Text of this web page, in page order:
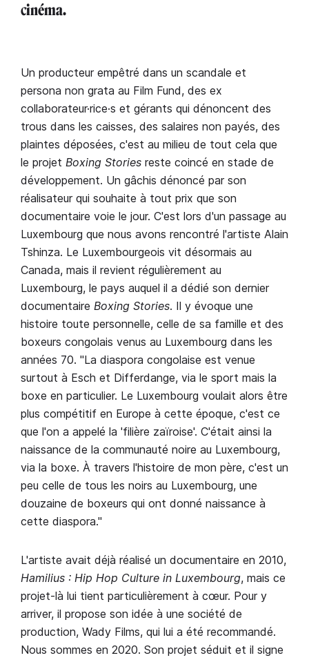
cinéma.
Un producteur empêtré dans un scandale et
persona non grata au Film Fund, des ex
collaborateur·rice·s et gérants qui dénoncent des
trous dans les caisses, des salaires non payés, des
plaintes déposées, c'est au milieu de tout cela que
le projet Boxing Stories reste coincé en stade de
développement. Un gâchis dénoncé par son
réalisateur qui souhaite à tout prix que son
documentaire voie le jour. C'est lors d'un passage au
Luxembourg que nous avons rencontré l'artiste Alain
Tshinza. Le Luxembourgeois vit désormais au
Canada, mais il revient régulièrement au
Luxembourg, le pays auquel il a dédié son dernier
documentaire Boxing Stories. Il y évoque une
histoire toute personnelle, celle de sa famille et des
boxeurs congolais venus au Luxembourg dans les
années 70. "La diaspora congolaise est venue
surtout à Esch et Differdange, via le sport mais la
boxe en particulier. Le Luxembourg voulait alors être
plus compétitif en Europe à cette époque, c'est ce
que l'on a appelé la 'filière zaïroise'. C'était ainsi la
naissance de la communauté noire au Luxembourg,
via la boxe. À travers l'histoire de mon père, c'est un
peu celle de tous les noirs au Luxembourg, une
douzaine de boxeurs qui ont donné naissance à
cette diaspora."
L'artiste avait déjà réalisé un documentaire en 2010,
Hamilius : Hip Hop Culture in Luxembourg, mais ce
projet-là lui tient particulièrement à cœur. Pour y
arriver, il propose son idée à une société de
production, Wady Films, qui lui a été recommandé.
Nous sommes en 2020. Son projet séduit et il signe